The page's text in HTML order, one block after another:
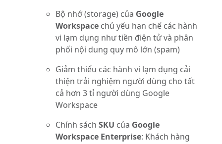
Bộ nhớ (storage) của Google
Workspace chủ yếu hạn chế các hành
vi lạm dụng như tiền điện tử và phân
phối nội dung quy mô lớn (spam)
Giảm thiểu các hành vi lạm dụng cải
thiện trải nghiệm người dùng cho tất
cả hơn 3 tỉ người dùng Google
Workspace
Chính sáchSKU của Google
Workspace Enterprise: Khách hàng